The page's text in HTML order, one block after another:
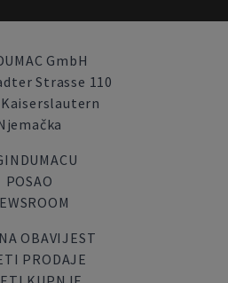
GmbH
Strasse 110
POSAO
OBAVIJEST
PRODAJE